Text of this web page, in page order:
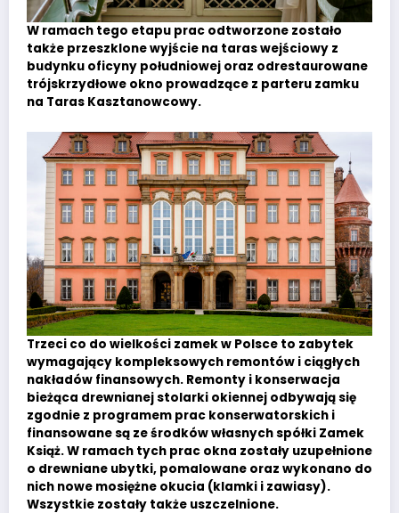
W ramach tego etapu prac odtworzone zostało
także przeszklone wyjście na taras wejściowy z
budynku oficyny południowej oraz odrestaurowane
trójskrzydłowe okno prowadzące z parteru zamku
na Taras Kasztanowcowy.
Trzeci co do wielkości zamek w Polsce to zabytek
wymagający kompleksowych remontów i ciągłych
nakładów finansowych. Remonty i konserwacja
bieżąca drewnianej stolarki okiennej odbywają się
zgodnie z programem prac konserwatorskich i
finansowane są ze środków własnych spółki Zamek
Książ. W ramach tych prac okna zostały uzupełnione
o drewniane ubytki, pomalowane oraz wykonano do
nich nowe mosiężne okucia (klamki i zawiasy).
Wszystkie zostały także uszczelnione.